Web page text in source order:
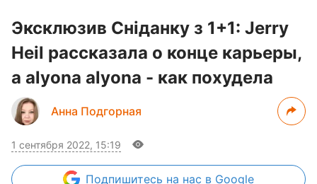
Эксклюзив Сніданку з 1+1: Jerry
Heil рассказала о конце карьеры,
а alyona alyona - как похудела
Анна Подгорная
1 сентября 2022, 15:19
Подпишитесь на нас в Google